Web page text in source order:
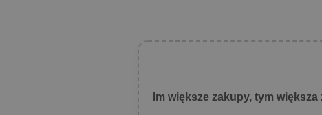
Im większe zakupy, tym większa